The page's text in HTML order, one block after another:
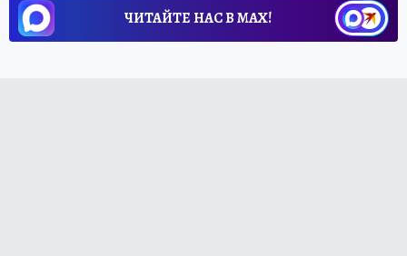
ЧИТАЙТЕ НАС В МАХ!